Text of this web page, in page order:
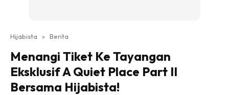
Hijabista » Berita
Menangi Tiket Ke Tayangan
Eksklusif A Quiet Place Part II
Bersama Hijabista!